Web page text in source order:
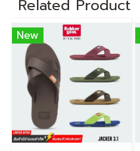
Related Product
New